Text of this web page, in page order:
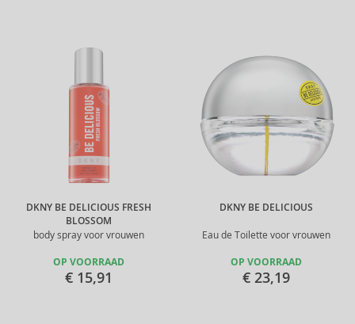
DKNY BE DELICIOUS FRESH
BLOSSOM
body spray voor vrouwen
OP VOORRAAD
€ 15,91
DKNY BE DELICIOUS
Eau de Toilette voor vrouwen
OP VOORRAAD
€ 23,19